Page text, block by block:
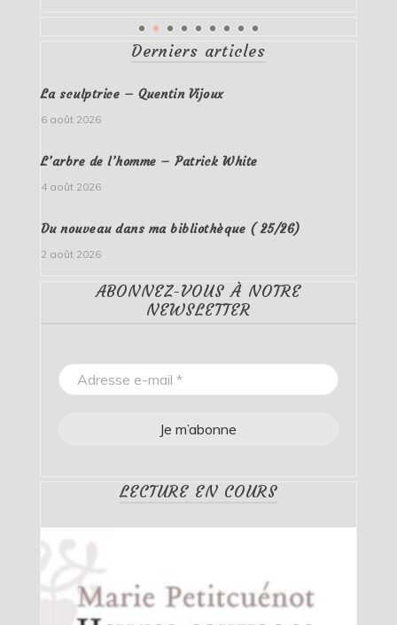
Derniers articles
La sculptrice – Quentin Vijoux
6 août 2026
L’arbre de l’homme – Patrick White
4 août 2026
Du nouveau dans ma bibliothèque ( 25/26)
2 août 2026
ABONNEZ-VOUS À NOTRE
NEWSLETTER
LECTURE EN COURS